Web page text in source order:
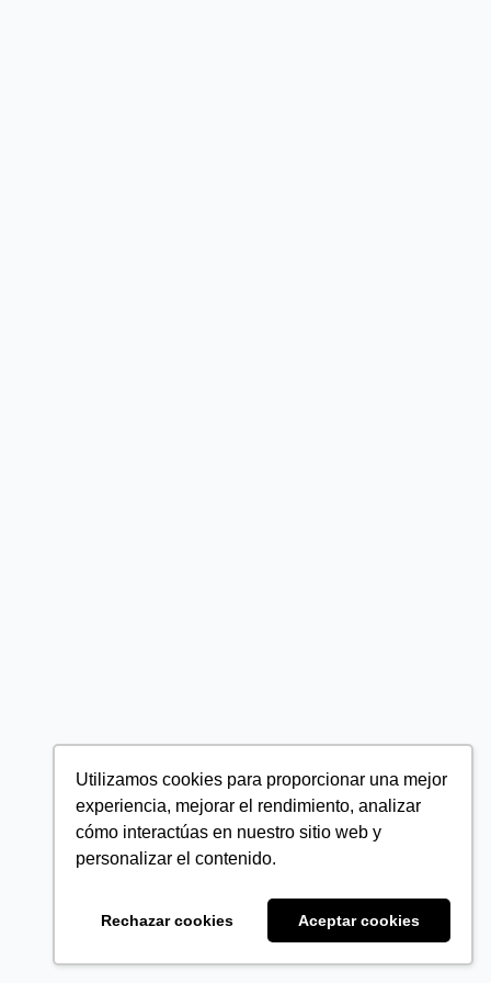
Utilizamos cookies para proporcionar una mejor
experiencia, mejorar el rendimiento, analizar
cómo interactúas en nuestro sitio web y
personalizar el contenido.
Rechazar cookies Aceptar cookies